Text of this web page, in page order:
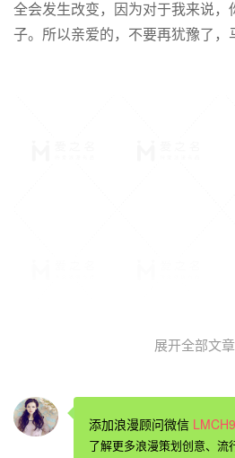
全会发生改变，因为对于我来说
子。所以亲爱的，不要再犹豫了，
2、Maybe God wants us to meet
展开全部文章
添加浪漫顾问微信
了解更多浪漫策划创意、流